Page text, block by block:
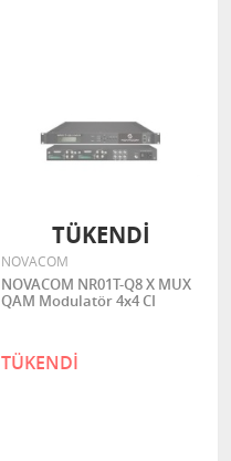
NOVACOM
NOVACOM NR01T-Q8 X MUX
QAM Modulatör 4x4 CI
TÜKENDİ
TÜKENDİ